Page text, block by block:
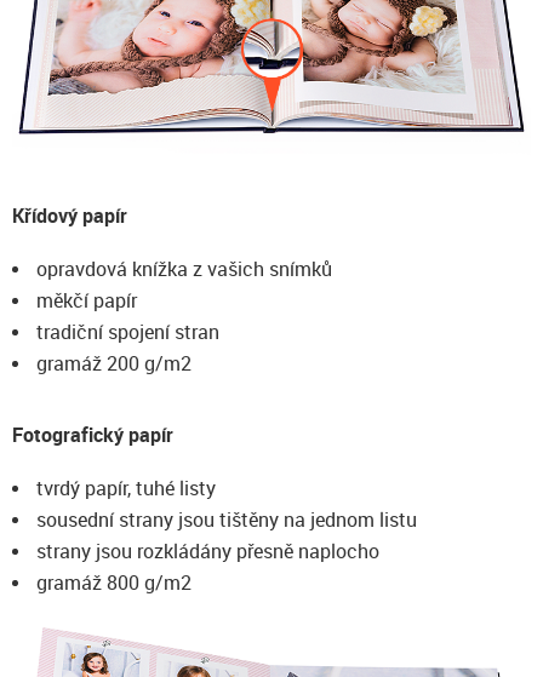
Křídový papír
opravdová knížka z vašich snímků
měkčí papír
tradiční spojení stran
gramáž 200 g/m2
Fotografický papír
tvrdý papír, tuhé listy
sousední strany jsou tištěny na jednom listu
strany jsou rozkládány přesně naplocho
gramáž 800 g/m2